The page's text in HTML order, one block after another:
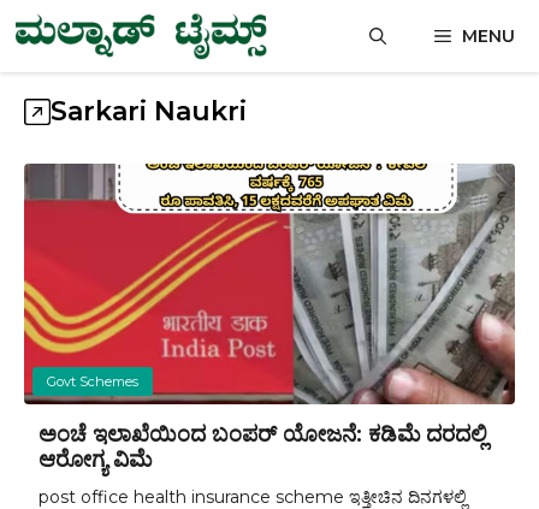
Skip
to
content
MENU
Sarkari Naukri
Govt Schemes
ಅಂಚೆ ಇಲಾಖೆಯಿಂದ ಬಂಪರ್ ಯೋಜನೆ: ಕಡಿಮೆ ದರದಲ್ಲಿ
ಆರೋಗ್ಯ ವಿಮೆ
post office health insurance scheme ಇತ್ತೀಚಿನ ದಿನಗಳಲ್ಲಿ